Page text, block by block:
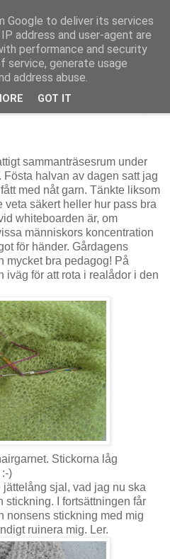
och varv, mönsterlöst
sammanträsesrum under
halvan av dagen satt jag
med nåt garn. Tänkte liksom
veta säkert heller hur pass bra
whiteboarden är, om
människors koncentration
för händer. Gårdagens
mycket bra pedagog! På
iväg för att rota i realådor i den
Stickorna låg
)
sjal, vad jag nu ska
stickning. I fortsättningen får
nonsens stickning med mig
ruinera mig. Ler.
Google to deliver its services
address and user-agent are
performance and security
service, generate usage
address abuse.
GOT IT